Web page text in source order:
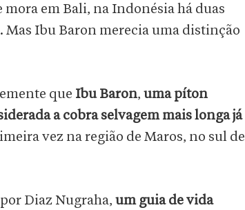
em Bali, na Indonésia há duas
Mas Ibu Baron merecia uma distinção
que Ibu Baron, uma píton
a cobra selvagem mais longa já
vez na região de Maros, no sul de
por Diaz Nugraha, um guia de vida